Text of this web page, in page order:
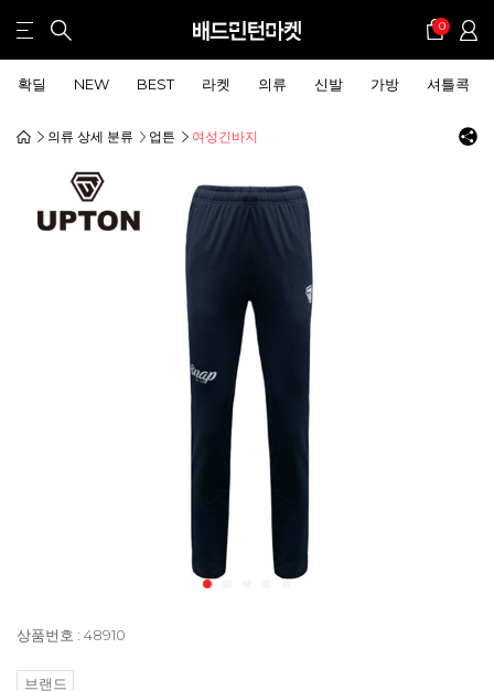
0
확딜 NEW BEST 라켓 의류 신발 가방 셔틀콕
의류 상세 분류 업튼 여성긴바지
상품번호 : 48910
브랜드